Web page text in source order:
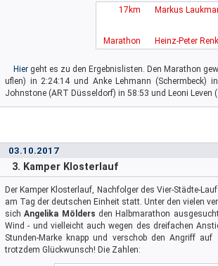
17km Markus
Marathon Heinz-Peter
Hier geht es zu den Ergebnislisten. Den Marathon
uflen) in 2:24:14 und Anke Lehmann (Schermbeck)
Johnstone (ART Düsseldorf) in 58:53 und Leoni Leven
03.10.2017
3. Kamper Klosterlauf
Der Kamper Klosterlauf, Nachfolger des Vier-Städte-
am Tag der deutschen Einheit statt. Unter den vielen
sichAngelika Mölders den Halbmarathon
Wind - und vielleicht auch wegen des dreifachen
Stunden-Marke knapp und verschob den Angriff
trotzdem Glückwunsch! Die Zahlen: